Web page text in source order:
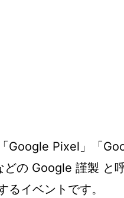
Google Pixel」「
どの Google 謹製 と
るイベントです。